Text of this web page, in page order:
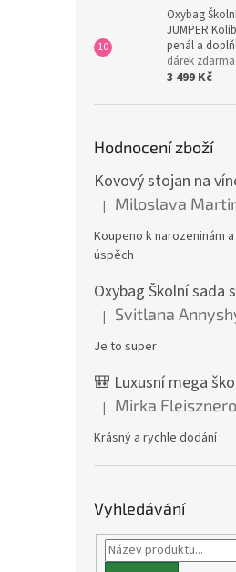
Oxybag
JUMPER
penál a
dárek zdarma
3 499 Kč
Hodnocení zboží
Hodnocení produktu je 5
| Miloslava
Koupeno k narozeninám
úspěch
Hodnocení produktu je 5
| Svitlana
Je to super
Hodnocení produktu je 5
| Mirka
Krásný a rychle dodání
Vyhledávání